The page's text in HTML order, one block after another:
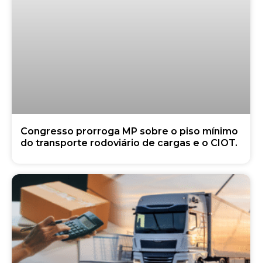
Congresso prorroga MP sobre o piso mínimo
do transporte rodoviário de cargas e o CIOT.